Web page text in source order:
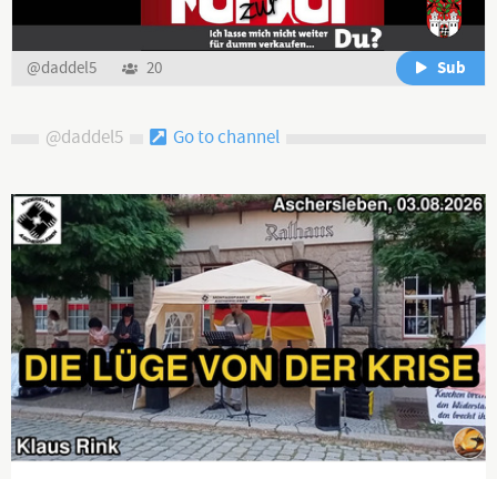
Sub
@daddel5 20
@daddel5 Go to channel